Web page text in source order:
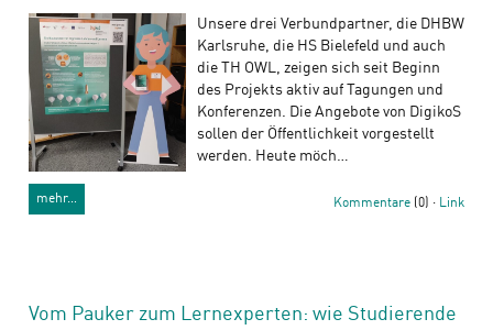
Unsere drei Verbundpartner, die DHBW
Karlsruhe, die HS Bielefeld und auch
die TH OWL, zeigen sich seit Beginn
des Projekts aktiv auf Tagungen und
Konferenzen. Die Angebote von DigikoS
sollen der Öffentlichkeit vorgestellt
werden. Heute möch…
mehr… Kommentare (0) · Link
Vom Pauker zum Lernexperten: wie Studierende